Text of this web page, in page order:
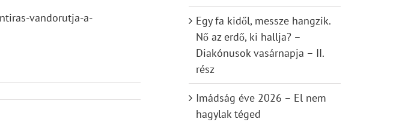
vandorutja-a-
Egy fa kidől, messze hangzik.
Nő az erdő, ki hallja? –
Diakónusok vasárnapja – II.
rész
Imádság éve 2026 – El nem
hagylak téged